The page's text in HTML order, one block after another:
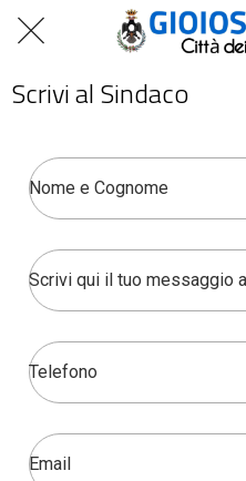
Scrivi al Sindaco